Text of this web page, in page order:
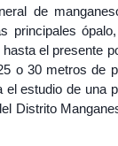
de
principales
el presente
o 30 metros de
estudio de una
Distrito